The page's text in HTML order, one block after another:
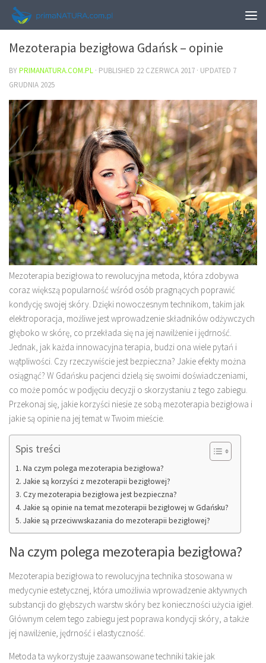
URODA
Mezoterapia bezigłowa Gdańsk – opinie
BYPRIMANATURA.COM.PL · PUBLISHED 22 CZERWCA 2017 · UPDATED 7
GRUDNIA 2025
Mezoterapia bezigłowa to rewolucyjna metoda, która zdobywa
coraz większą popularność wśród osób pragnących poprawić
kondycję swojej skóry. Dzięki nowoczesnym technikom, takim jak
elektroporacja, możliwe jest wprowadzenie składników odżywczych
głęboko w skórę, co przekłada się na jej nawilżenie i jędrność.
Jednak, jak każda innowacyjna terapia, budzi ona wiele pytań i
wątpliwości. Czy rzeczywiście jest bezpieczna? Jakie efekty można
osiągnąć? W Gdańsku pacjenci dzielą się swoimi doświadczeniami,
co może pomóc w podjęciu decyzji o skorzystaniu z tego zabiegu.
Przekonaj się, jakie korzyści niesie ze sobą mezoterapia bezigłowa i
jakie są opinie na jej temat w Twoim mieście.
Spis treści
Na czym polega mezoterapia bezigłowa?
Jakie są korzyści z mezoterapii bezigłowej?
Czy mezoterapia bezigłowa jest bezpieczna?
Jakie są opinie na temat mezoterapii bezigłowej w Gdańsku?
Jakie są przeciwwskazania do mezoterapii bezigłowej?
Na czym polega mezoterapia bezigłowa?
Mezoterapia bezigłowa to rewolucyjna technika stosowana w
medycynie estetycznej, która umożliwia wprowadzenie aktywnych
substancji do głębszych warstw skóry bez konieczności użycia igieł.
Głównym celem tego zabiegu jest poprawa kondycji skóry, a także
jej nawilżenie, jędrność i elastyczność.
Metoda ta wykorzystuje zaawansowane techniki takie jak